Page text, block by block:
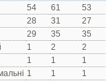
54 61
53
28 31
27
29 35
35
1 2
2
1 1
1
1 1
1